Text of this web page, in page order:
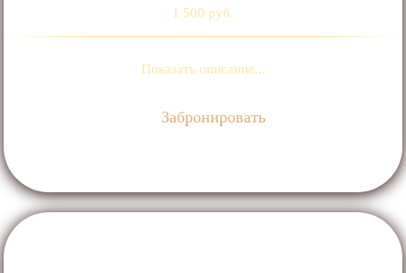
1 500 руб.
Показать описание...
Забронировать